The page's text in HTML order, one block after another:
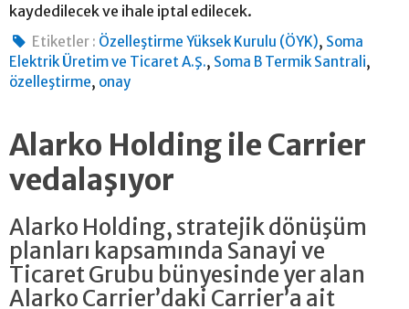
kaydedilecek ve ihale iptal edilecek.
Etiketler : Özelleştirme Yüksek Kurulu (ÖYK), Soma
Elektrik Üretim ve Ticaret A.Ş., Soma B Termik Santrali,
özelleştirme, onay
Alarko Holding ile Carrier
vedalaşıyor
Alarko Holding, stratejik dönüşüm
planları kapsamında Sanayi ve
Ticaret Grubu bünyesinde yer alan
Alarko Carrier’daki Carrier’a ait